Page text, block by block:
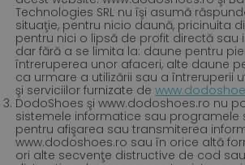
Technologies SRL nu îşi asumă
situaţie, pentru nicio daună, pricinuita
pentru nici o lipsă de profit directă sau
dar fără a se limita la: daune pentru
întreruperea unor afaceri, alte daune
ca urmare a utilizării sau a întreruperii
şi serviciilor furnizate de
DodoShoes şi www.dodoshoes.ro nu
sistemele informatice sau programele
pentru afişarea sau transmiterea
www.dodoshoes.ro sau în orice altă
ori alte secvenţe distructive de cod